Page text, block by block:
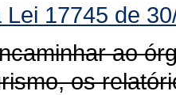
17745 de
ao
os